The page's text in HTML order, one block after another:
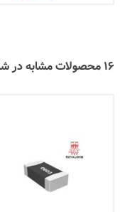
16 محصولات مشابه در شاخه های مختلف: